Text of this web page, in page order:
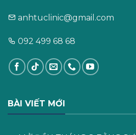
anhtuclinic@gmail.com
092 499 68 68
BÀI VIẾT MỚI